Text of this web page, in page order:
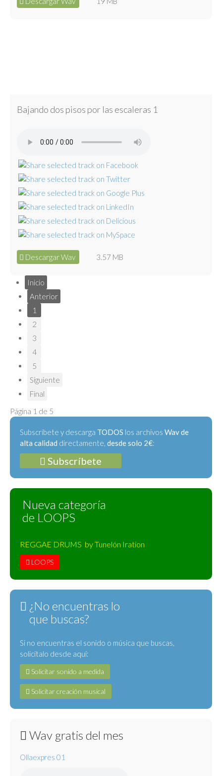
Bajando dos pisos por las escaleras 1
Descargar Wav 3.57 MB
Inicio
Anterior
1
2
3
4
5
Siguiente
Final
Página 1 de 5
Subscríbete y descarga TODOS los archivos Wav de
alta calidad directamente, desde solo 2€:
Subscríbete
Nueva categoría
de LOOPS
REGGAE DRUMS by Tunelón Iration
LOOPS
¿No encuentras lo
que buscas?
Si no encuentras el sonido o música que buscas,
solicítalo desde aquí:
Solicitar sonido a medida
Solicitar creación musical
Wav gratis del mes
Ollaexpres 01